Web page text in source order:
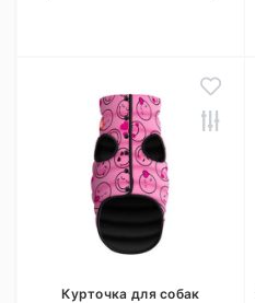
Курточка для собак